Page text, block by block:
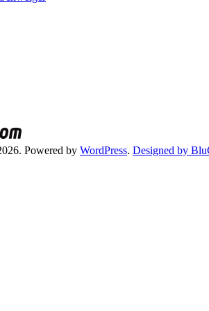
Powered by WordPress. Designed by